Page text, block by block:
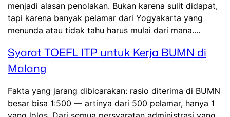
menjadi alasan penolakan. Bukan karena sulit didapat,
tapi karena banyak pelamar dari Yogyakarta yang
menunda atau tidak tahu harus mulai dari mana....
Syarat TOEFL ITP untuk Kerja BUMN di
Malang
Fakta yang jarang dibicarakan: rasio diterima di BUMN
besar bisa 1:500 — artinya dari 500 pelamar, hanya 1